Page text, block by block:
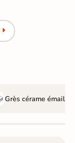
Grès cérame émaillé